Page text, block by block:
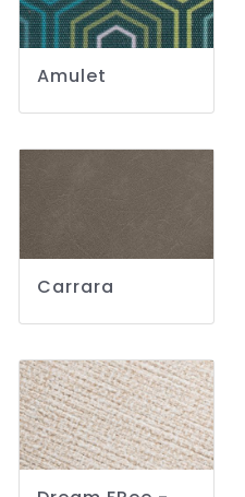
Amulet
Carrara